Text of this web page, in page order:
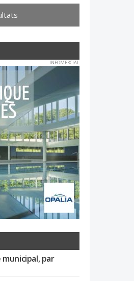
INFOMERCIAL
par